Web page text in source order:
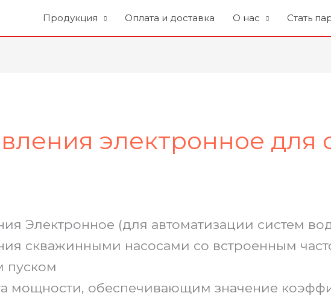
Продукция Оплата и доставка О нас Стать
электронное для
Электронное (для автоматизации систем
скважинными насосами со встроенным
пуском
мощности, обеспечивающим значение